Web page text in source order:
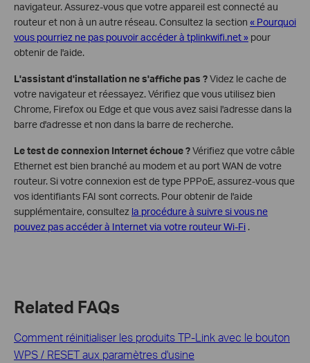
navigateur. Assurez-vous que votre appareil est connecté au
routeur et non à un autre réseau. Consultez la section « Pourquoi
vous pourriez ne pas pouvoir accéder à tplinkwifi.net » pour
obtenir de l'aide.
L'assistant d'installation ne s'affiche pas ?Videz le cache de
votre navigateur et réessayez. Vérifiez que vous utilisez bien
Chrome, Firefox ou Edge et que vous avez saisi l'adresse dans la
barre d'adresse et non dans la barre de recherche.
Le test de connexion Internet échoue ?Vérifiez que votre câble
Ethernet est bien branché au modem et au port WAN de votre
routeur. Si votre connexion est de type PPPoE, assurez-vous que
vos identifiants FAI sont corrects. Pour obtenir de l'aide
supplémentaire, consultez la procédure à suivre si vous ne
pouvez pas accéder à Internet via votre routeur Wi-Fi .
Related FAQs
Comment réinitialiser les produits TP-Link avec le bouton
WPS / RESET aux paramètres d'usine